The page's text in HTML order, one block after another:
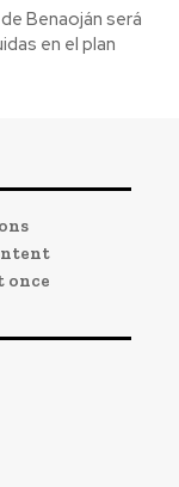
Benaoján será
en el plan
once